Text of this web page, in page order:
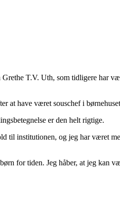
T.V. Uth, som tidligere har
at have været souschef i
er den helt rigtige.
til institutionen, og jeg har været
for tiden. Jeg håber, at jeg kan